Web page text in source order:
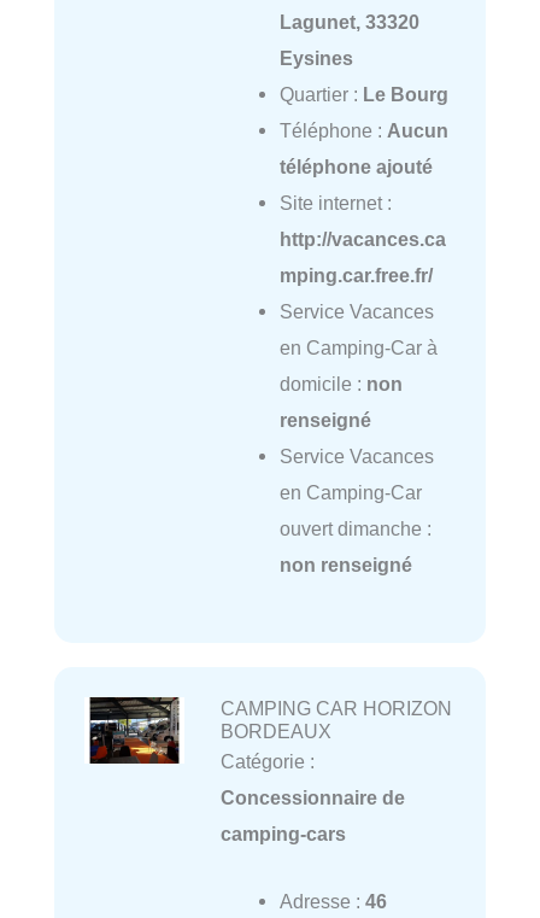
Lagunet, 33320
Eysines
Quartier : Le Bourg
Téléphone : Aucun
téléphone ajouté
Site internet :
http://vacances.ca
mping.car.free.fr/
Service Vacances
en Camping-Car à
domicile : non
renseigné
Service Vacances
en Camping-Car
ouvert dimanche :
non renseigné
CAMPING CAR HORIZON
BORDEAUX
Catégorie :
Concessionnaire de
camping-cars
Adresse : 46